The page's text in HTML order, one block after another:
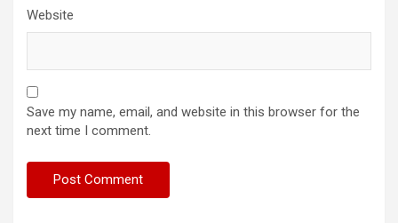
Website
Save my name, email, and website in this browser for the
next time I comment.